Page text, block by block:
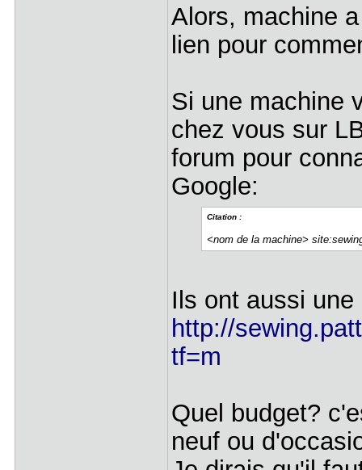
Alors, machine
lien pour
Si une machine
chez vous sur
forum pour
Google:
Citation :
<nom de la machine>
Ils ont aussi
http://
tf=m
Quel budget?
neuf ou